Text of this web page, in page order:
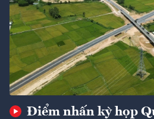
Điểm nhấn kỳ họp